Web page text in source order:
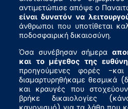
αντιμετώπισε απόψε ο
είναι δυνατόν να
άνθρωποι που υποτίθεται
ποδοσφαιρική δικαιοσύνη.
Όσα συνέβησαν σήμερα
και το μέγεθος της
προηγούμενες φορές -
διαμαρτυρηθήκαμε θεσμικά
και κραυγές που
βρήκε δικαιολογίες